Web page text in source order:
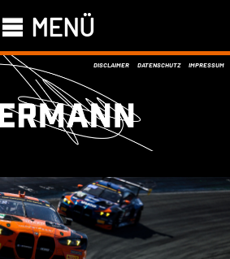
MENÜ
DISCLAIMER DATENSCHUTZ IMPRESSUM